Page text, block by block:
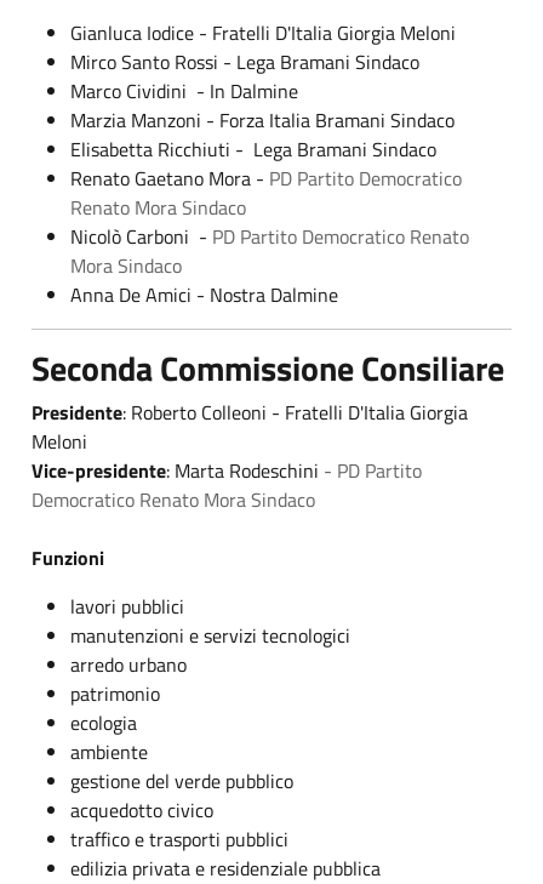
Gianluca Iodice - Fratelli D'Italia Giorgia Meloni
Mirco Santo Rossi - Lega Bramani Sindaco
Marco Cividini - In Dalmine
Marzia Manzoni - Forza Italia Bramani Sindaco
Elisabetta Ricchiuti - Lega Bramani Sindaco
Renato Gaetano Mora - PD Partito Democratico
Renato Mora Sindaco
Nicolò Carboni - PD Partito Democratico Renato
Mora Sindaco
Anna De Amici - Nostra Dalmine
Seconda Commissione Consiliare
Presidente: Roberto Colleoni - Fratelli D'Italia Giorgia
Meloni
Vice-presidente: Marta Rodeschini - PD Partito
Democratico Renato Mora Sindaco
Funzioni
lavori pubblici
manutenzioni e servizi tecnologici
arredo urbano
patrimonio
ecologia
ambiente
gestione del verde pubblico
acquedotto civico
traffico e trasporti pubblici
edilizia privata e residenziale pubblica